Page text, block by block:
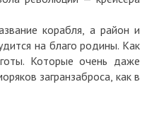
корабля, а район и
на благо родины. Как
Которые очень даже
загранзаброса, как в